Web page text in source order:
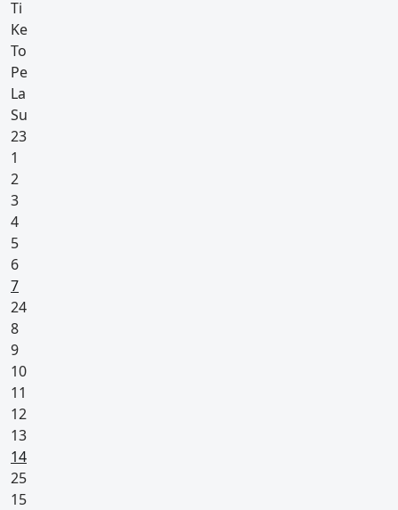
Ti
Ke
To
Pe
La
Su
23
1
2
3
4
5
6
7Pyhäpäivä
24
8
9
10
11
12
13
14Pyhäpäivä
25
15